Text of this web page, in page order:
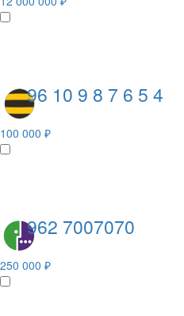
96 10 9 8 7 6 5 4
100 000 ₽
962 7007070
250 000 ₽